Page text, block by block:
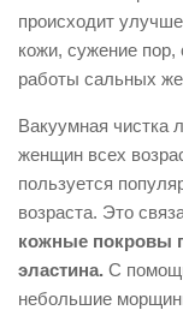
происходит
кожи, сужение пор,
работы сальных
Вакуумная чистка
женщин всех
пользуется
возраста. Это
кожные покровы
эластина. С
небольшие